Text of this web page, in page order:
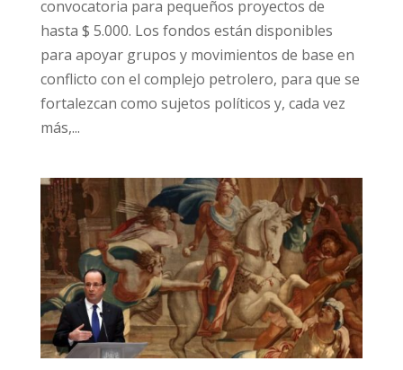
convocatoria para pequeños proyectos de
hasta $ 5.000. Los fondos están disponibles
para apoyar grupos y movimientos de base en
conflicto con el complejo petrolero, para que se
fortalezcan como sujetos políticos y, cada vez
más,...